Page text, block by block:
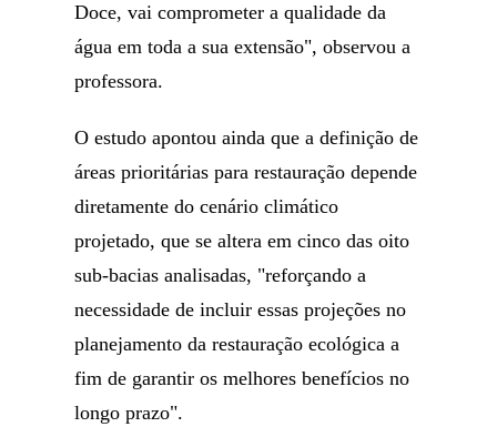
Doce, vai comprometer a qualidade da
água em toda a sua extensão", observou a
professora.
O estudo apontou ainda que a definição de
áreas prioritárias para restauração depende
diretamente do cenário climático
projetado, que se altera em cinco das oito
sub-bacias analisadas, "reforçando a
necessidade de incluir essas projeções no
planejamento da restauração ecológica a
fim de garantir os melhores benefícios no
longo prazo".